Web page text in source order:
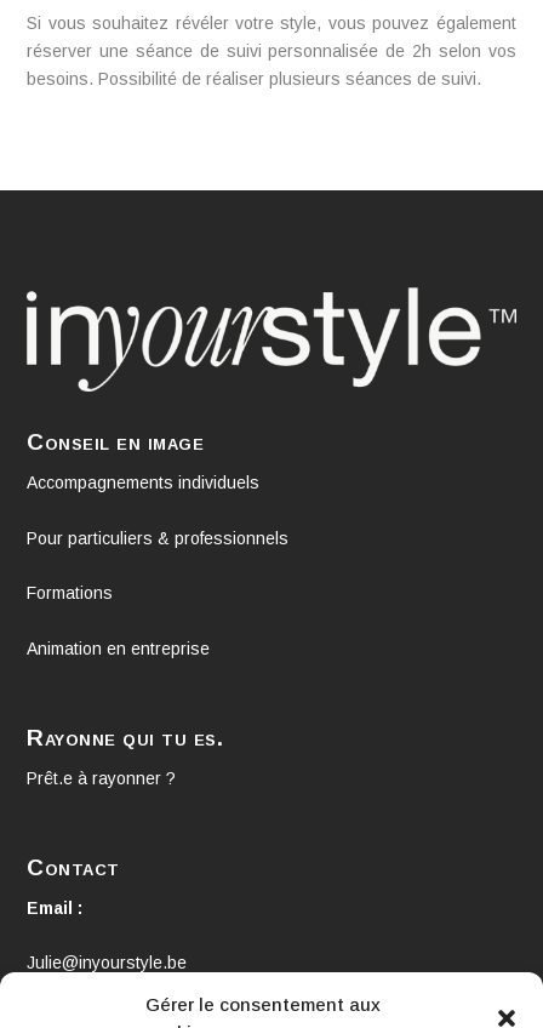
Gérer le consentement aux
Si vous souhaitez révéler votre style, vous pouvez également
réserver une séance de suivi personnalisée de 2h selon vos
besoins. Possibilité de réaliser plusieurs séances de suivi.
Conseil en image
Accompagnements individuels
Pour particuliers & professionnels
Formations
Animation en entreprise
Rayonne qui tu es.
Prêt.e à rayonner ?
Contact
Email :
Julie@inyourstyle.be